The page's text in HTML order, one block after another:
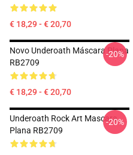
€ 18,29 - € 20,70
Novo Underoath Máscara Plana
RB2709
€ 18,29 - € 20,70
-20%
Underoath Rock Art Mascara
Plana RB2709
-20%